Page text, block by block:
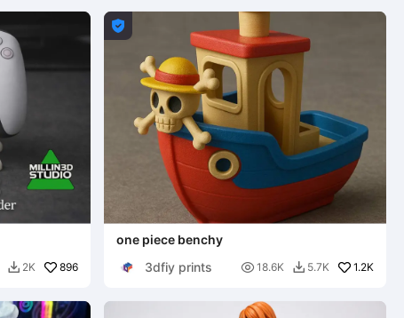
 2K 896

one piece benchy
3dfiy prints
 18.6K  5.7K 1.2K